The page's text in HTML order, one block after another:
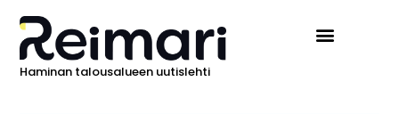
Haminan talousalueen uutislehti